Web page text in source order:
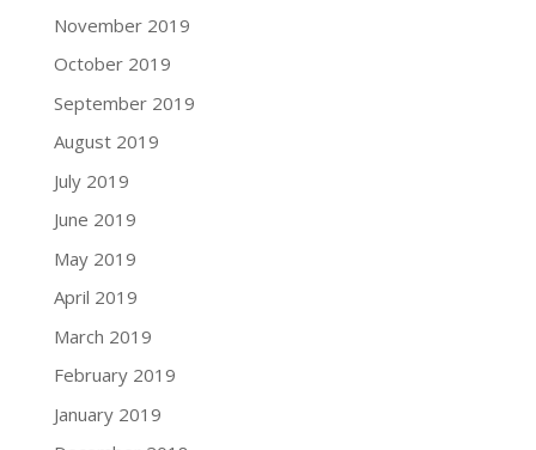
November 2019
October 2019
September 2019
August 2019
July 2019
June 2019
May 2019
April 2019
March 2019
February 2019
January 2019